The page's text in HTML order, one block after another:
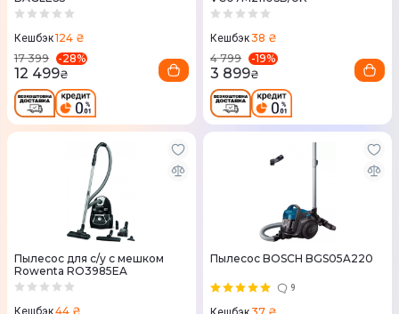
Кешбэк124 ₴
17 399
-28%
12 499₴
Кешбэк38 ₴
4 799
-19%
3 899₴
Пылесос для с/у с мешком
Rowenta RO3985EA
44 ₴
Пылесос BOSCH BGS05A220
9